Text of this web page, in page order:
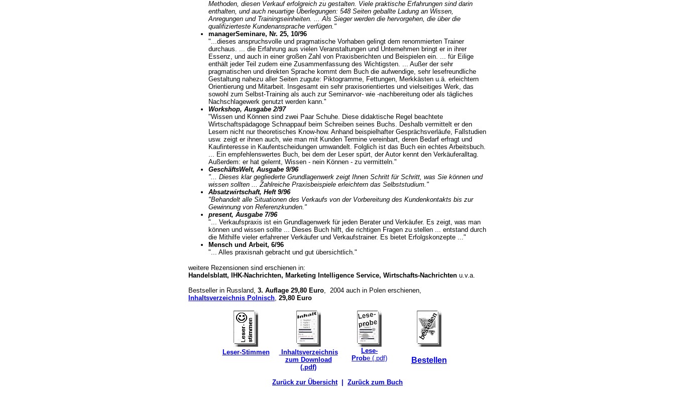
Methoden, diesen Verkauf erfolgreich zu gestalten. Viele praktische Erfahrungen sind darin
enthalten, und auch neuartige Überlegungen: 548 Seiten geballte Ladung an Wissen,
Anregungen und Trainingseinheiten. ... Als Sieger werden die hervorgehen, die über die
qualifizierteste Kundenansprache verfügen."
managerSeminare, Nr. 25, 10/96
"...dieses anspruchsvolle und pragmatische Vorhaben gelingt dem renommierten Trainer
durchaus. ... die Erfahrung aus vielen Veranstaltungen und Unternehmen bringt er in ihrer
Essenz, und auch in einer großen Zahl von Praxisberichten und Beispielen ein. ... für Eilige
enthält jeder Teil zudem eine Zusammenfassung des Wichtigsten. ... Außer der sehr
pragmatischen und direkten Sprache kommt dem Buch die aufwendige, sehr lesefreundliche
Gestaltung nahezu aller Seiten zugute: Piktogramme, Fettungen, Merkkästen u.ä. erleichtern
Orientierung und Mitarbeit. Insgesamt ein sehr praxisorientiertes und vielseitiges Werk, das
sowohl zum Selbst-Training als auch zur Seminarvor- wie -nachbereitung oder als tägliches
Nachschlagewerk genutzt werden kann."
Workshop, Ausgabe 2/97
"Wissen und Können sind zwei Paar Schuhe. Diese didaktische Regel beachtete
Wirtschaftspädagoge Schnappauf beim Schreiben seines Buchs. Deshalb vermittelt er den
Lesern nicht nur theoretisches Know-how. Anhand beispielhafter Gesprächsverläufe, Fallstudien
usw. zeigt er ihnen auch, wie man mit Kunden Termine vereinbart, deren Bedarf erfragt und
Kaufinteresse in Kaufentscheidungen umwandelt. Folglich ist das Buch ein echtes Arbeitsbuch.
... Ein empfehlenswertes Buch, bei dem der Leser spürt, der Autor kennt den Verkäuferalltag.
Außerdem: er hat gelernt, Wissen - nein Können - zu vermitteln."
GeschäftsWelt, Ausgabe 9/96
"... Dieses klar gegliederte Grundlagenwerk zeigt Ihnen Schritt für Schritt, was Sie können und
wissen sollten ... Zahlreiche Praxisbeispiele erleichtern das Selbststudium."
Absatzwirtschaft, Heft 9/96
"Behandelt alle Situationen des Verkaufs von der Vorbereitung des Kundenkontakts bis zur
Gewinnung von Referenzkunden."
present, Ausgabe 7/96
"... Verkaufspraxis ist ein Grundlagenwerk für jeden Berater und Verkäufer. Es zeigt, was man
können und wissen sollte ... Dieses Buch hilft, die richtigen Fragen zu stellen ... entstand durch
die Mithilfe vieler erfahrener Verkäufer und Verkaufstrainer. Es bietet Erfolgskonzepte ..."
Mensch und Arbeit, 6/96
"... Alles praxisnah gebracht und gut übersichtlich."
weitere Rezensionen sind erschienen in:
Handelsblatt, IHK-Nachrichten, Marketing Intelligence Service, Wirtschafts-Nachrichten u.v.a.
Bestseller in Russland, 3. Auflage 29,80 Euro, 2004 auch in Polen erschienen,
Inhaltsverzeichnis Polnisch, 29,80 Euro
Leser-Stimmen
Inhaltsverzeichnis
zum Download
(.pdf)
Lese-
Probe (.pdf) Bestellen
Zurück zur Übersicht Zurück zum Buch